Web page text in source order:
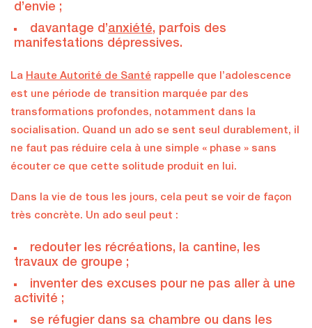
d’envie ;
davantage d’anxiété, parfois des
manifestations dépressives.
La Haute Autorité de Santé rappelle que l’adolescence
est une période de transition marquée par des
transformations profondes, notamment dans la
socialisation. Quand un ado se sent seul durablement, il
ne faut pas réduire cela à une simple « phase » sans
écouter ce que cette solitude produit en lui.
Dans la vie de tous les jours, cela peut se voir de façon
très concrète. Un ado seul peut :
redouter les récréations, la cantine, les
travaux de groupe ;
inventer des excuses pour ne pas aller à une
activité ;
se réfugier dans sa chambre ou dans les